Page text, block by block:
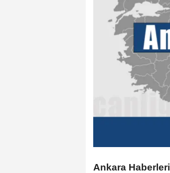
Ankara Haberleri